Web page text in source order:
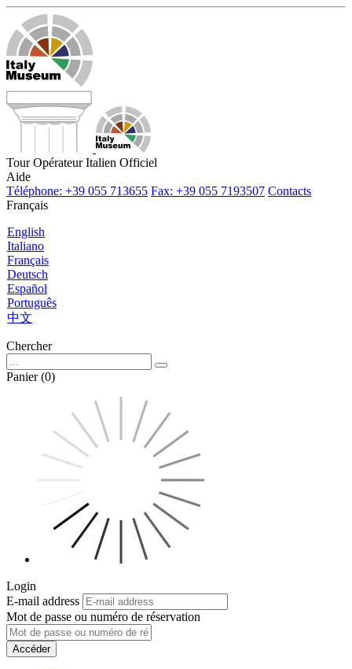
Tour Opérateur Italien Officiel
Aide
Téléphone: +39 055 713655 Fax: +39 055 7193507 Contacts
Français
English
Italiano
Français
Deutsch
Español
Português
中文
Chercher
Panier (0)
Login
E-mail address
Mot de passe ou numéro de réservation
Accéder